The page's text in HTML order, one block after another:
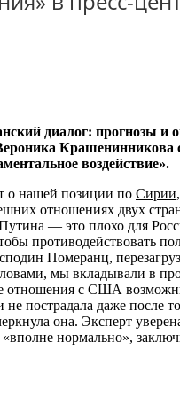
диалог: прогнозы
Крашенинникова
воздействие».
о нашей позиции по Сирии
отношениях двух стран
— это плохо для
противодействовать
Померанц,
мы вкладывали в
отношения с США
пострадала даже после
она. Эксперт
нормально»,